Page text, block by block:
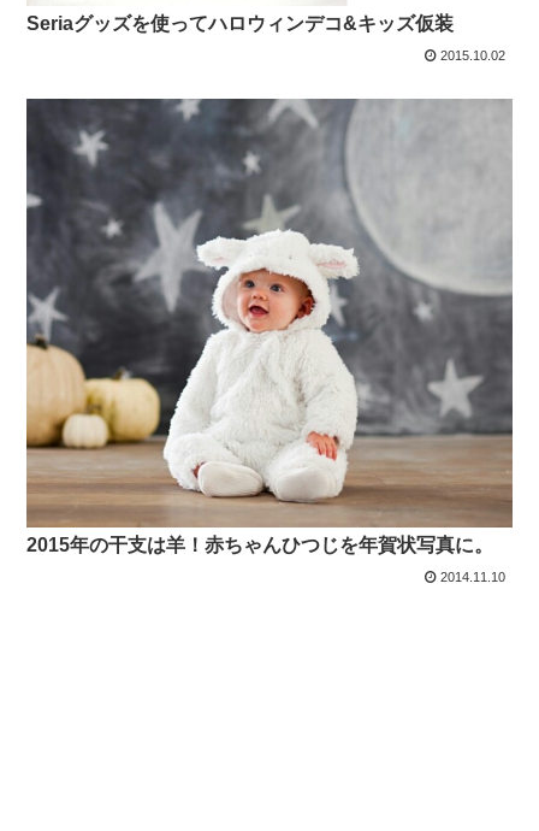
Seriaグッズを使ってハロウィンデコ&キッズ仮装
2015.10.02
2015年の干支は羊！赤ちゃんひつじを年賀状写真に。
2014.11.10